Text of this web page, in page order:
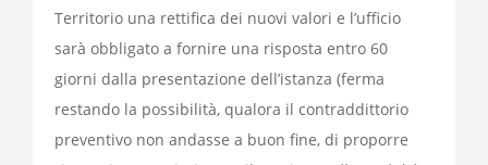
Territorio una rettifica dei nuovi valori e l’ufficio
sarà obbligato a fornire una risposta entro 60
giorni dalla presentazione dell’istanza (ferma
restando la possibilità, qualora il contraddittorio
preventivo non andasse a buon fine, di proporre